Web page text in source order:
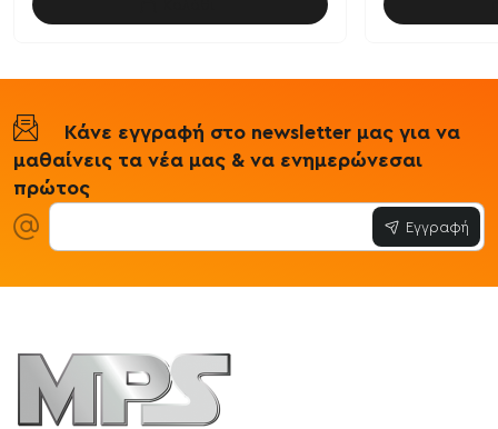
Κάνε εγγραφή στο newsletter μας για να
μαθαίνεις τα νέα μας & να ενημερώνεσαι
πρώτος
Εγγραφή